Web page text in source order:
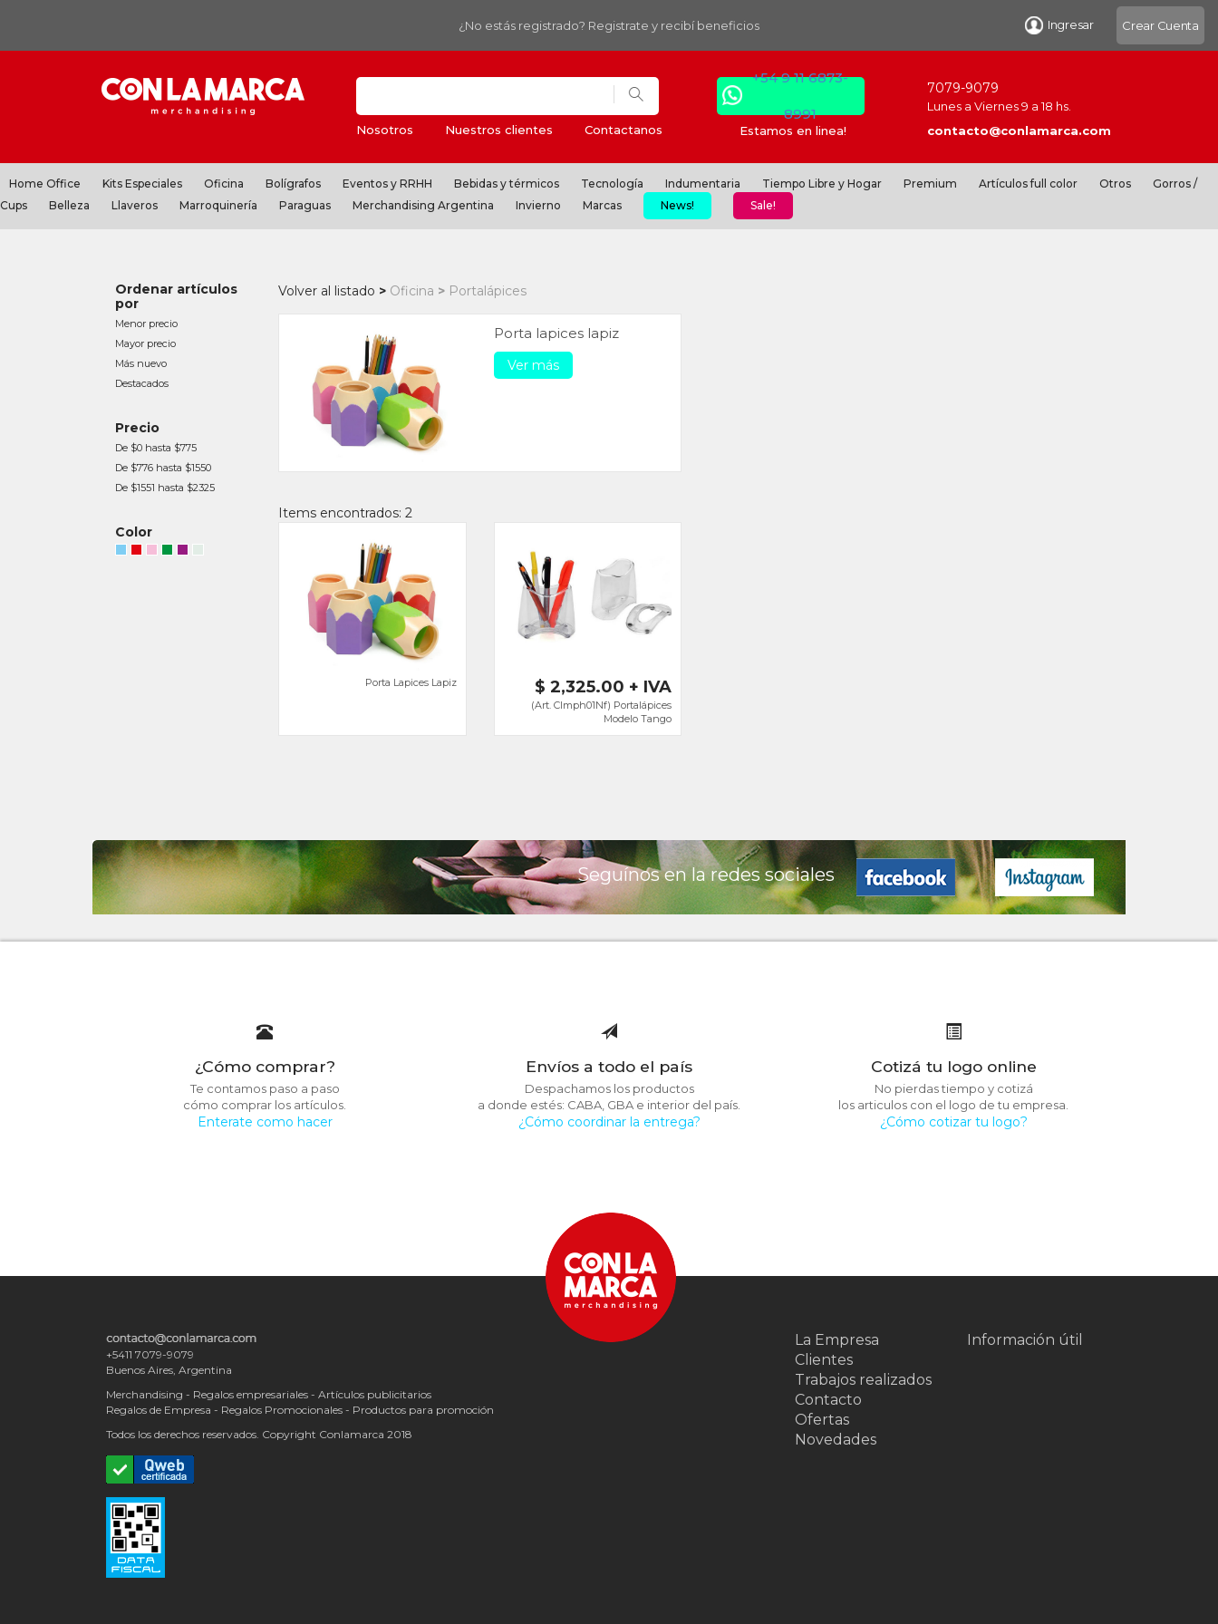
¿No estás registrado? Registrate y recibí beneficios Ingresar Crear Cuenta
+54 9 11 6873-
8991
7079-9079
Lunes a Viernes 9 a 18 hs.
Nosotros
Nuestros clientes Contactanos Estamos en linea! contacto@conlamarca.com
Home Office Kits Especiales Oficina Bolígrafos Eventos y RRHH Bebidas y térmicos Tecnología Indumentaria Tiempo Libre y Hogar Premium Artículos full color Otros
Gorros /
Cups
Belleza Llaveros Marroquinería Paraguas Merchandising Argentina Invierno Marcas News! Sale!
Ordenar artículos
por
Menor precio
Mayor precio
Más nuevo
Destacados
Precio
De $0 hasta $775
De $776 hasta $1550
De $1551 hasta $2325
Color
Volver al listado Oficina Portalápices
Porta lapices lapiz
Ver más
Items encontrados: 2
Porta Lapices Lapiz $ 2,325.00 + IVA
(Art. Clmph01Nf) Portalápices
Modelo Tango
Seguínos en la redes sociales
¿Cómo comprar?
Te contamos paso a paso
cómo comprar los artículos.
Enterate como hacer
Envíos a todo el país
Despachamos los productos
a donde estés: CABA, GBA e interior del país.
¿Cómo coordinar la entrega?
Cotizá tu logo online
No pierdas tiempo y cotizá
los articulos con el logo de tu empresa.
¿Cómo cotizar tu logo?
+5411 7079-9079
Buenos Aires, Argentina
Merchandising - Regalos empresariales - Artículos publicitarios
Regalos de Empresa - Regalos Promocionales - Productos para promoción
Todos los derechos reservados. Copyright Conlamarca 2018
La Empresa
Clientes
Trabajos realizados
Contacto
Ofertas
Novedades
Información útil